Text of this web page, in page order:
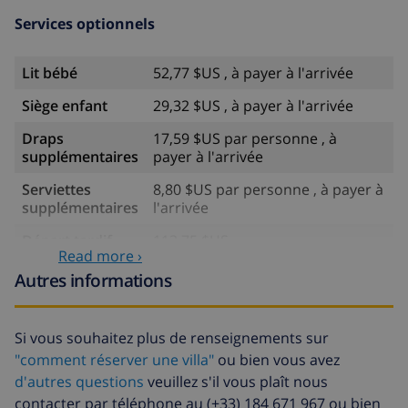
Services optionnels
Lit bébé
52,77 $US , à payer à l'arrivée
Siège enfant
29,32 $US , à payer à l'arrivée
Draps
supplémentaires
17,59 $US par personne , à
payer à l'arrivée
Serviettes
supplémentaires
8,80 $US par personne , à payer à
l'arrivée
Nettoyage
supplémentaire
basée sur consommation
énergétique (52,77 $US/HOUR)
d'annulation:
Read more ›
Autres informations
Si vous souhaitez plus de renseignements sur
"comment réserver une villa" ou bien vous avez
d'autres questions veuillez s'il vous plaît nous
contacter par téléphone au (+33) 184 671 967 ou bien